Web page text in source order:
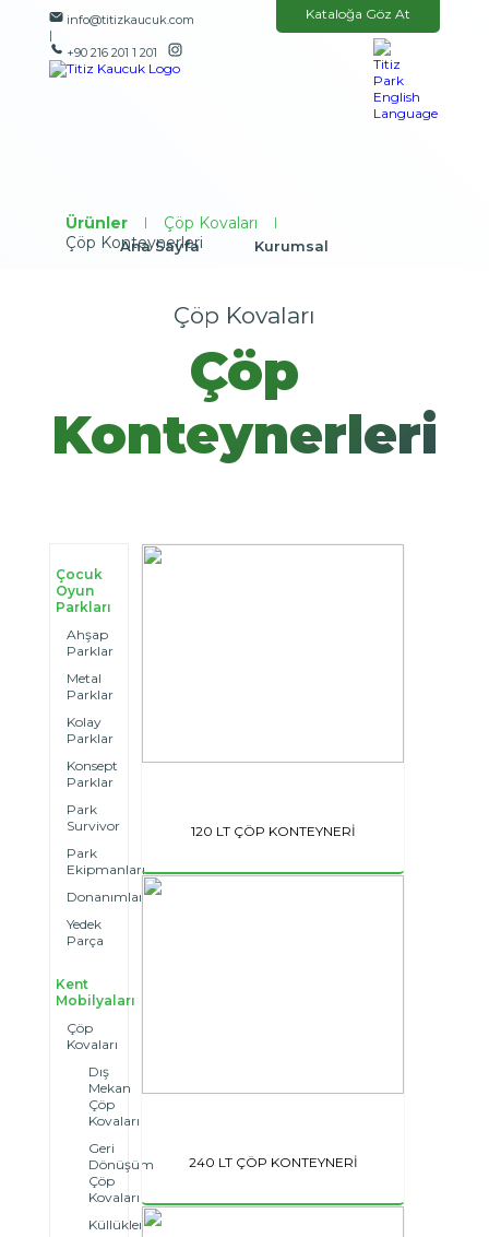
info@titizkaucuk.com
|
+90 216 201 1 201
Kataloğa Göz At
Ana Sayfa Kurumsal
Referanslarımız Medya
Ürünler | Çöp Kovaları |
Çöp Konteynerleri
Çöp Kovaları
Çöp
Konteynerleri
Çocuk
Oyun
Parkları
Ahşap
Parklar
Metal
Parklar
Kolay
Parklar
Konsept
Parklar
Park
Survivor
Park
Ekipmanları
Donanımlar
Yedek
Parça
Kent
Mobilyaları
Çöp
Kovaları
Dış
Mekan
Çöp
Kovaları
Geri
Dönüşüm
Çöp
Kovaları
Küllükler
120 LT ÇÖP KONTEYNERİ
240 LT ÇÖP KONTEYNERİ